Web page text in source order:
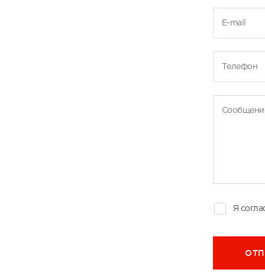
E-mail
Телефон
Я